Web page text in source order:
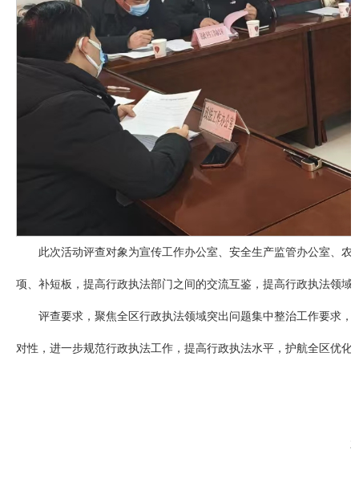
此次活动评查对象为宣传工作办公室、安全生产监管办公室、
项、补短板，提高行政执法部门之间的交流互鉴，提高行政执法领域
评查要求，聚焦全区行政执法领域突出问题集中整治工作要求
对性，进一步规范行政执法工作，提高行政执法水平，护航全区优化